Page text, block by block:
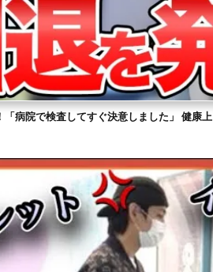
「病院で検査してすぐ決意しました」 健康